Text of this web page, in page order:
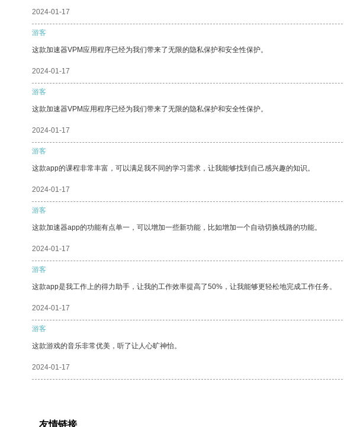
2024-01-17
游客
这款加速器VPM应用程序已经为我们带来了无限的隐私保护和安全性保护。
2024-01-17
游客
这款加速器VPM应用程序已经为我们带来了无限的隐私保护和安全性保护。
2024-01-17
游客
这款app的课程非常丰富，可以满足我不同的学习需求，让我能够找到自己感兴趣的知识。
2024-01-17
游客
这款加速器app的功能有点单一，可以增加一些新功能，比如增加一个自动切换线路的功能。
2024-01-17
游客
这款app是我工作上的得力助手，让我的工作效率提高了50%，让我能够更轻松地完成工作任务。
2024-01-17
游客
这款游戏的音乐非常优美，听了让人心旷神怡。
2024-01-17
友情链接